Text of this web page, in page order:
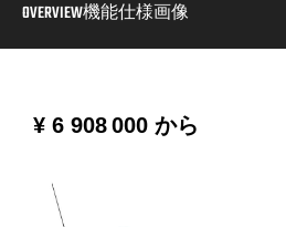
OVERVIEW機能仕様画像
から
¥ 6 908 000